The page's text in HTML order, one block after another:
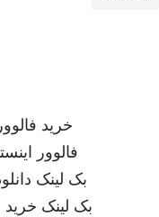
خرید
فالوور
بک لینک
بک لینک خرید